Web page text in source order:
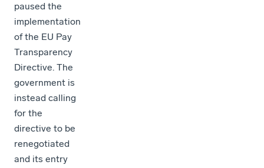
paused the
implementation
of the EU Pay
Transparency
Directive. The
government is
instead calling
for the
directive to be
renegotiated
and its entry